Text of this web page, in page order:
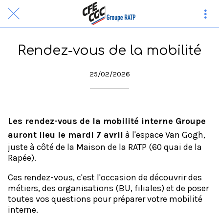
Rendez-vous de la mobilité
25/02/2026
Les rendez-vous de la mobilité interne Groupe
auront lieu le mardi 7 avril à l'espace Van Gogh,
juste à côté de la Maison de la RATP (60 quai de la
Rapée).
Ces rendez-vous, c'est l'occasion de découvrir des
métiers, des organisations (BU, filiales) et de poser
toutes vos questions pour préparer votre mobilité
interne.